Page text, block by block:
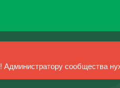
сообщества